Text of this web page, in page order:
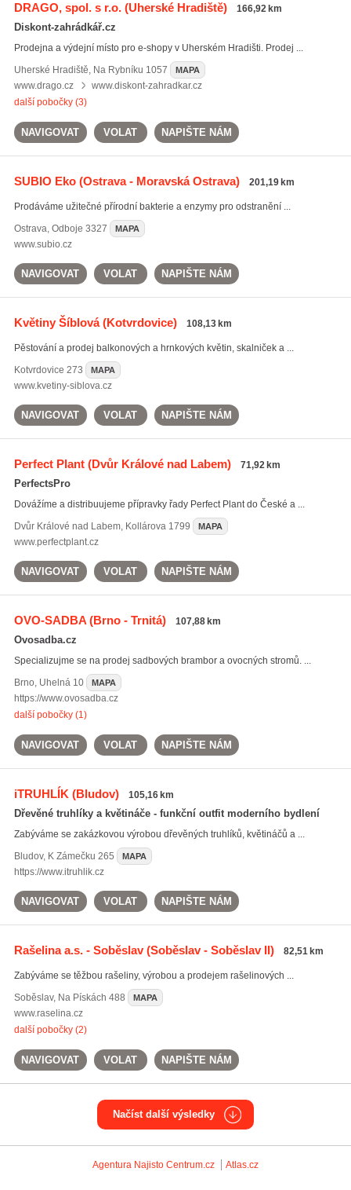
DRAGO, spol. s r.o.(Uherské Hradiště) 166,92 km
Diskont-zahrádkář.cz
Prodejna a výdejní místo pro e-shopy v Uherském Hradišti. Prodej ...
Uherské Hradiště, Na Rybníku 1057 MAPA
www.drago.cz
www.diskont-zahradkar.cz
další pobočky (3)
NAVIGOVAT VOLAT NAPIŠTE NÁM
SUBIO Eko(Ostrava - Moravská Ostrava) 201,19 km
Prodáváme užitečné přírodní bakterie a enzymy pro odstranění ...
Ostrava, Odboje 3327 MAPA
www.subio.cz
NAVIGOVAT VOLAT NAPIŠTE NÁM
Květiny Šíblová(Kotvrdovice) 108,13 km
Pěstování a prodej balkonových a hrnkových květin, skalniček a ...
Kotvrdovice 273 MAPA
www.kvetiny-siblova.cz
NAVIGOVAT VOLAT NAPIŠTE NÁM
Perfect Plant(Dvůr Králové nad Labem) 71,92 km
PerfectsPro
Dovážíme a distribuujeme přípravky řady Perfect Plant do České a ...
Dvůr Králové nad Labem, Kollárova 1799 MAPA
www.perfectplant.cz
NAVIGOVAT VOLAT NAPIŠTE NÁM
OVO-SADBA(Brno - Trnitá) 107,88 km
Ovosadba.cz
Specializujme se na prodej sadbových brambor a ovocných stromů. ...
Brno, Uhelná 10 MAPA
https://www.ovosadba.cz
další pobočky (1)
NAVIGOVAT VOLAT NAPIŠTE NÁM
iTRUHLÍK (Bludov) 105,16 km
Dřevěné truhlíky a květináče - funkční outfit moderního bydlení
Zabýváme se zakázkovou výrobou dřevěných truhlíků, květináčů a ...
Bludov, K Zámečku 265 MAPA
https://www.itruhlik.cz
NAVIGOVAT VOLAT NAPIŠTE NÁM
Rašelina a.s. - Soběslav(Soběslav - Soběslav II) 82,51 km
Zabýváme se těžbou rašeliny, výrobou a prodejem rašelinových ...
Soběslav, Na Pískách 488 MAPA
www.raselina.cz
další pobočky (2)
NAVIGOVAT VOLAT NAPIŠTE NÁM
Načíst další výsledky
Agentura Najisto Centrum.cz Atlas.cz